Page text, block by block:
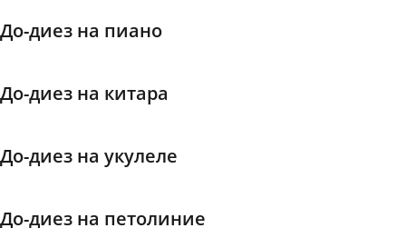
До-диез на пиано
До-диез на китара
До-диез на укулеле
До-диез на петолиние